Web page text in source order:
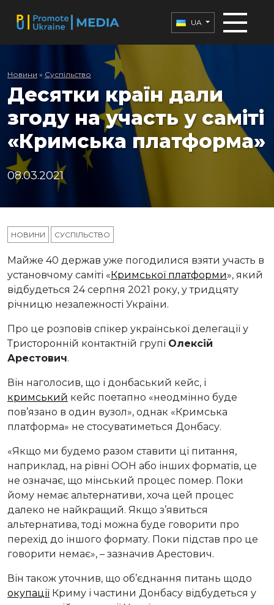
UA
Новини » Суспільство
Десятки країн дали
згоду на участь у саміті
«Кримська платформа»
08.03.2021
НОВИНИ СУСПІЛЬСТВО
Майже 40 держав уже погодилися взяти участь в
установчому саміті « Кримської платформи», який
відбудеться 24 серпня 2021 року, у тридцяту
річницю незалежності України.
Про це розповів спікер української делегації у
Тристоронній контактній групі Олексій
Арестович.
Він наголосив, що і донбаський кейс, і
кримський кейс поетапно «неодмінно буде
пов’язано в один вузол», однак «Кримська
платформа» не стосуватиметься Донбасу.
«Якщо ми будемо разом ставити ці питання,
наприклад, на рівні ООН або інших форматів, це
не означає, що мінський процес помер. Поки
йому немає альтернативи, хоча цей процес
далеко не найкращий. Якщо з’явиться
альтернатива, тоді можна буде говорити про
перехід до іншого формату. Поки підстав про це
говорити немає», – зазначив Арестович.
Він також уточнив, що об’єднання питань щодо
окупації Криму і частини Донбасу відбудеться у